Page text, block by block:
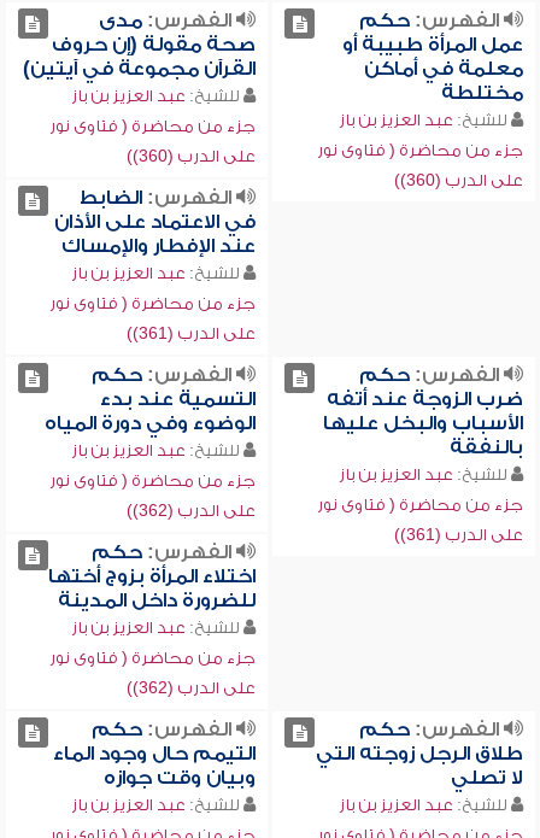
الفهرس:حكم
عمل المرأة طبيبة أو
معلمة في أماكن
مختلطة
للشيخ: عبد العزيز بن باز
جزء من محاضرة ( فتاوى نور
على الدرب (360))
الفهرس:مدى
صحة مقولة (إن حروف
القرآن مجموعة في آيتين)
للشيخ: عبد العزيز بن باز
جزء من محاضرة ( فتاوى نور
على الدرب (360))
الفهرس:الضابط
في الاعتماد على الأذان
عند الإفطار والإمساك
للشيخ: عبد العزيز بن باز
جزء من محاضرة ( فتاوى نور
على الدرب (361))
الفهرس:حكم
ضرب الزوجة عند أتفه
الأسباب والبخل عليها
بالنفقة
للشيخ: عبد العزيز بن باز
جزء من محاضرة ( فتاوى نور
على الدرب (361))
الفهرس:حكم
التسمية عند بدء
الوضوء وفي دورة المياه
للشيخ: عبد العزيز بن باز
جزء من محاضرة ( فتاوى نور
على الدرب (362))
الفهرس:حكم
اختلاء المرأة بزوج أختها
للضرورة داخل المدينة
للشيخ: عبد العزيز بن باز
جزء من محاضرة ( فتاوى نور
على الدرب (362))
الفهرس:حكم
طلاق الرجل زوجته التي
لا تصلي
للشيخ: عبد العزيز بن باز
الفهرس:حكم
التيمم حال وجود الماء
وبيان وقت جوازه
للشيخ: عبد العزيز بن باز